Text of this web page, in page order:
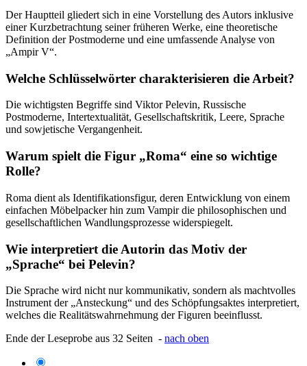
Der Hauptteil gliedert sich in eine Vorstellung des Autors inklusive
einer Kurzbetrachtung seiner früheren Werke, eine theoretische
Definition der Postmoderne und eine umfassende Analyse von
„Ampir V“.
Welche Schlüsselwörter charakterisieren die Arbeit?
Die wichtigsten Begriffe sind Viktor Pelevin, Russische
Postmoderne, Intertextualität, Gesellschaftskritik, Leere, Sprache
und sowjetische Vergangenheit.
Warum spielt die Figur „Roma“ eine so wichtige
Rolle?
Roma dient als Identifikationsfigur, deren Entwicklung von einem
einfachen Möbelpacker hin zum Vampir die philosophischen und
gesellschaftlichen Wandlungsprozesse widerspiegelt.
Wie interpretiert die Autorin das Motiv der
„Sprache“ bei Pelevin?
Die Sprache wird nicht nur kommunikativ, sondern als machtvolles
Instrument der „Ansteckung“ und des Schöpfungsaktes interpretiert,
welches die Realitätswahrnehmung der Figuren beeinflusst.
Ende der Leseprobe aus 32 Seiten - nach oben